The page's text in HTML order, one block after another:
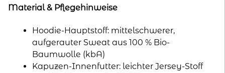
Material & Pflegehinweise
Hoodie-Hauptstoff: mittelschwerer,
aufgerauter Sweat aus 100 % Bio-
Baumwolle (kbA)
Kapuzen-Innenfutter: leichter Jersey-Stoff